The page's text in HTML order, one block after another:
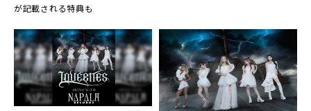
Blu-ray/DVDのみのボーナス・フッテージ
・THE STORY BEHIND LOVE AND HATE（ワール
ドツアードキュメンタリー）
・Soldier Stands Solitarilyファンカム・ミュージ
ックビデオ
が記載される特典も